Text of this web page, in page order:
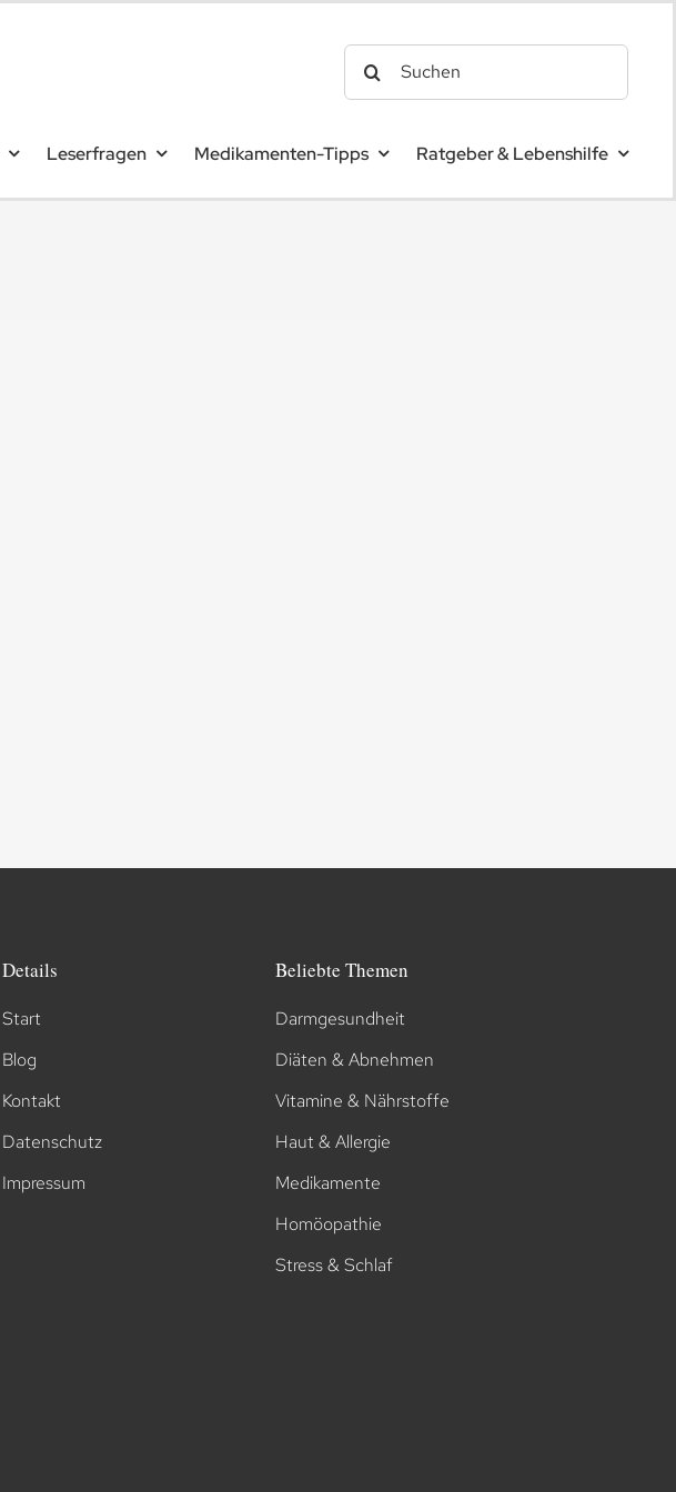
Leserfragen Medikamenten-Tipps Ratgeber & Lebenshilfe
Details
Start
Blog
Kontakt
Datenschutz
Impressum
Beliebte Themen
Darmgesundheit
Diäten & Abnehmen
Vitamine & Nährstoffe
Haut & Allergie
Medikamente
Homöopathie
Stress & Schlaf